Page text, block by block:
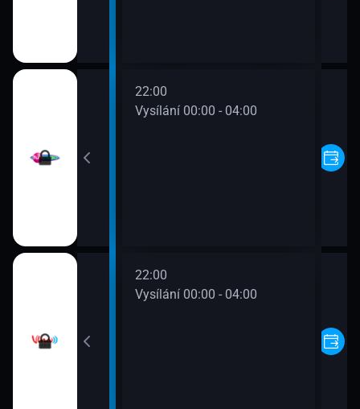
22:00
Vysílání 00:00 - 04:00
22:00
Vysílání 00:00 - 04:00